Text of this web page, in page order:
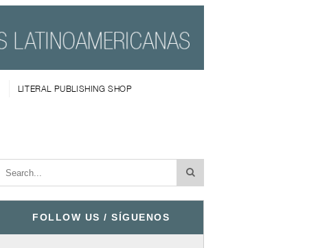
LITERAL PUBLISHING SHOP
FOLLOW US / SÍGUENOS